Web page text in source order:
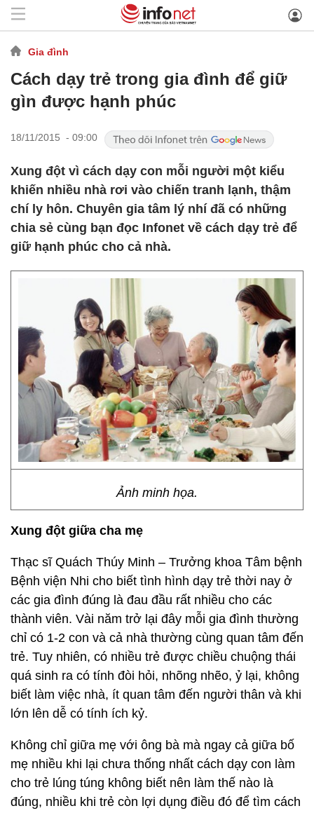
Gia đình
Cách dạy trẻ trong gia đình để giữ
gìn được hạnh phúc
18/11/2015 - 09:00
Xung đột vì cách dạy con mỗi người một kiểu
khiến nhiều nhà rơi vào chiến tranh lạnh, thậm
chí ly hôn. Chuyên gia tâm lý nhí đã có những
chia sẻ cùng bạn đọc Infonet về cách dạy trẻ để
giữ hạnh phúc cho cả nhà.
Ảnh minh họa.
Xung đột giữa cha mẹ
Thạc sĩ Quách Thúy Minh – Trưởng khoa Tâm bệnh
Bệnh viện Nhi cho biết tình hình dạy trẻ thời nay ở
các gia đình đúng là đau đầu rất nhiều cho các
thành viên. Vài năm trở lại đây mỗi gia đình thường
chỉ có 1-2 con và cả nhà thường cùng quan tâm đến
trẻ. Tuy nhiên, có nhiều trẻ được chiều chuộng thái
quá sinh ra có tính đòi hỏi, nhõng nhẽo, ỷ lại, không
biết làm việc nhà, ít quan tâm đến người thân và khi
lớn lên dễ có tính ích kỷ.
Không chỉ giữa mẹ với ông bà mà ngay cả giữa bố
mẹ nhiều khi lại chưa thống nhất cách dạy con làm
cho trẻ lúng túng không biết nên làm thế nào là
đúng, nhiều khi trẻ còn lợi dụng điều đó để tìm cách